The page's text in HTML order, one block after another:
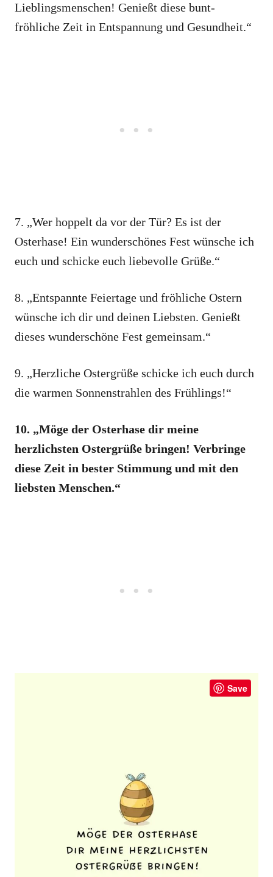
Lieblingsmenschen! Genießt diese bunt-
fröhliche Zeit in Entspannung und Gesundheit.“
7. „Wer hoppelt da vor der Tür? Es ist der
Osterhase! Ein wunderschönes Fest wünsche ich
euch und schicke euch liebevolle Grüße.“
8. „Entspannte Feiertage und fröhliche Ostern
wünsche ich dir und deinen Liebsten. Genießt
dieses wunderschöne Fest gemeinsam.“
9. „Herzliche Ostergrüße schicke ich euch durch
die warmen Sonnenstrahlen des Frühlings!“
10. „Möge der Osterhase dir meine
herzlichsten Ostergrüße bringen! Verbringe
diese Zeit in bester Stimmung und mit den
liebsten Menschen.“
Save